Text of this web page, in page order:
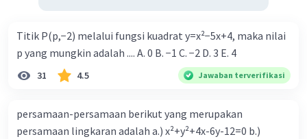
Titik P(p,−2) melalui fungsi kuadrat y=x²−5x+4, maka nilai
p yang mungkin adalah .... A. 0 B. −1 C. −2 D. 3 E. 4
31 4.5 Jawaban terverifikasi
persamaan-persamaan berikut yang merupakan
persamaan lingkaran adalah a.) x²+y²+4x-6y-12=0 b.)